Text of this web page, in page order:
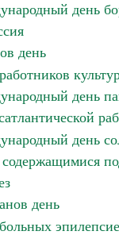
день
день
день
день
день